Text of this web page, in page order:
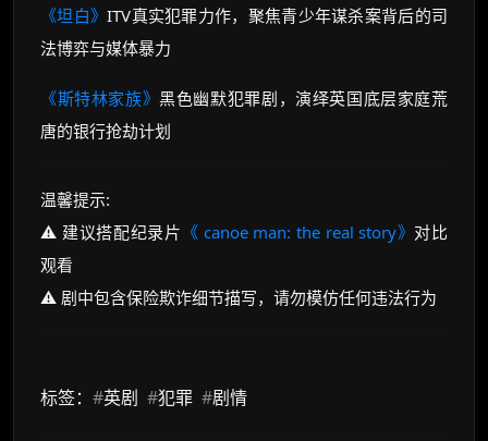
《坦白》ITV真实犯罪力作，聚焦青少年谋杀案背后的司
法博弈与媒体暴力
《斯特林家族》黑色幽默犯罪剧，演绎英国底层家庭荒
唐的银行抢劫计划
温馨提示:
⚠️ 建议搭配纪录片 《 canoe man: the real story》 对比
观看
⚠️ 剧中包含保险欺诈细节描写，请勿模仿任何违法行为
标签： #英剧 #犯罪 #剧情